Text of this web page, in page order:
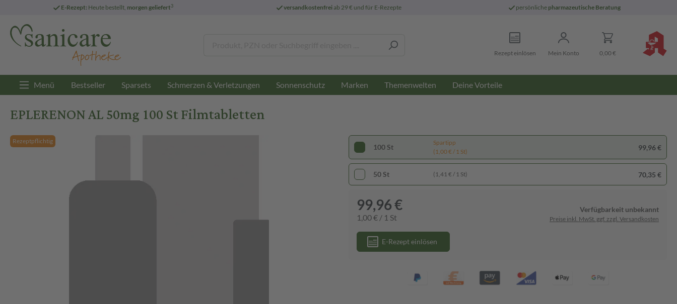
E-Rezept: Heute bestellt, morgen geliefert3 versandkostenfreiab 29 € und für E-Rezepte persönliche pharmazeutische Beratung
Rezept einlösen Mein Konto 0,00 €
Menü Bestseller Sparsets Schmerzen & Verletzungen Sonnenschutz Marken Themenwelten Deine Vorteile
EPLERENON AL 50mg 100 St Filmtabletten
Rezeptpflichtig
100 St
Spartipp
(1,00 € / 1 St)
99,96 €
50 St (1,41 € / 1 St) 70,35 €
99,96 €
1,00 € / 1 St
Verfügbarkeit unbekannt
Preise inkl. MwSt. ggf. zzgl. Versandkosten
E-Rezept einlösen